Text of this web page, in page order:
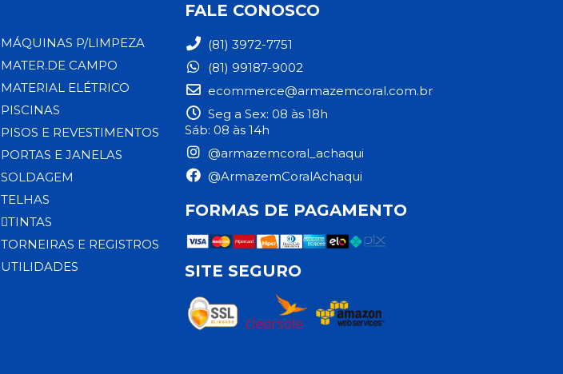
MÁQUINAS P/LIMPEZA
MATER.DE CAMPO
MATERIAL ELÉTRICO
PISCINAS
PISOS E REVESTIMENTOS
PORTAS E JANELAS
SOLDAGEM
TELHAS
TINTAS
TORNEIRAS E REGISTROS
UTILIDADES
FALE CONOSCO
(81) 3972-7751
(81) 99187-9002
ecommerce@armazemcoral.com.br
Seg a Sex: 08 às 18h
Sáb: 08 às 14h
@armazemcoral_achaqui
@ArmazemCoralAchaqui
FORMAS DE PAGAMENTO
SITE SEGURO